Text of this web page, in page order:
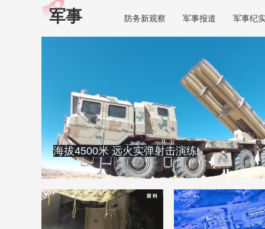
军事 防务新观察 军事报道 军事纪
海拔4500米 远火实弹射击演练